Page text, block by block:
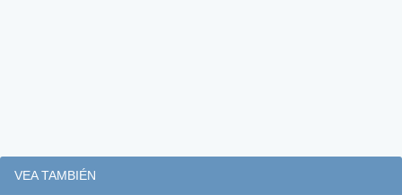
VEA TAMBIÉN